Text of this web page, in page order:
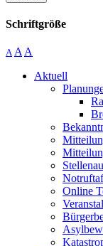
Schriftgröße
A A A
Aktuell
Online